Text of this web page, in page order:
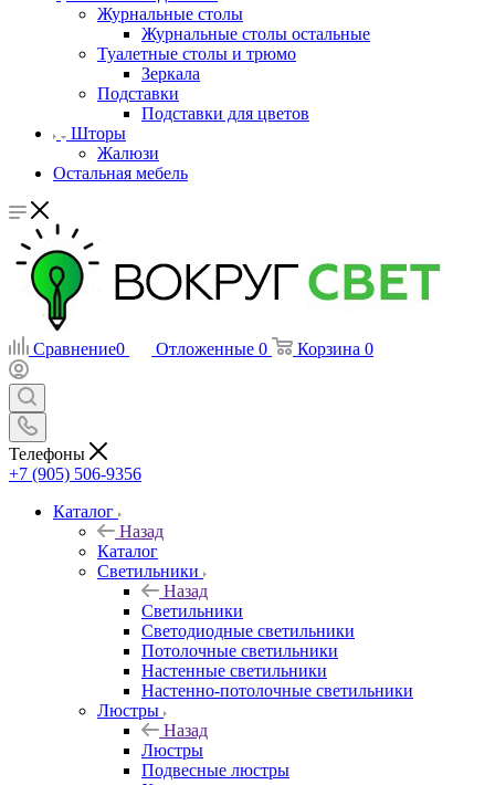
Журнальные столы
Журнальные столы остальные
Туалетные столы и трюмо
Зеркала
Подставки
Подставки для цветов
Шторы
Жалюзи
Остальная мебель
Сравнение0 Отложенные 0 Корзина 0
Телефоны
+7 (905) 506-9356
Каталог
Назад
Каталог
Светильники
Назад
Светильники
Светодиодные светильники
Потолочные светильники
Настенные светильники
Настенно-потолочные светильники
Люстры
Назад
Люстры
Подвесные люстры